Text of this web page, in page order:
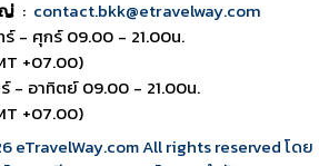
ญ่ : contact.bkk@etravelway.com
ร์ - ศุกร์ 09.00 - 21.00น.
+07.00)
ร์ - อาทิตย์ 09.00 - 21.00น.
+07.00)
eTravelWay.com All rights reserved โดย